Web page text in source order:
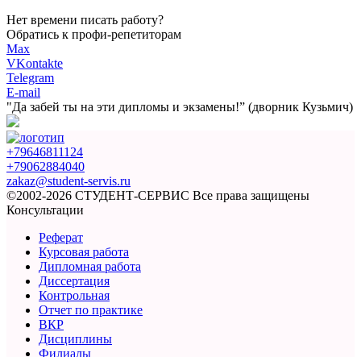
Нет времени писать работу?
Обратись к профи-репетиторам
Max
VKontakte
Telegram
E-mail
"Да забей ты на эти дипломы и экзамены!” (дворник Кузьмич)
+79646811124
+79062884040
zakaz@student-servis.ru
©2002-2026 СТУДЕНТ-СЕРВИС Все права защищены
Консультации
Реферат
Курсовая работа
Дипломная работа
Диссертация
Контрольная
Отчет по практике
ВКР
Дисциплины
Филиалы